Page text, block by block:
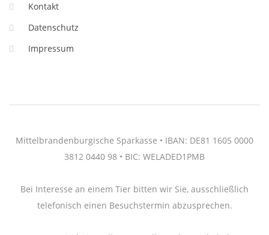
Kontakt
Datenschutz
Impressum
Mittelbrandenburgische Sparkasse • IBAN: DE81 1605 0000
3812 0440 98 • BIC: WELADED1PMB
Bei Interesse an einem Tier bitten wir Sie, ausschließlich
telefonisch einen Besuchstermin abzusprechen.